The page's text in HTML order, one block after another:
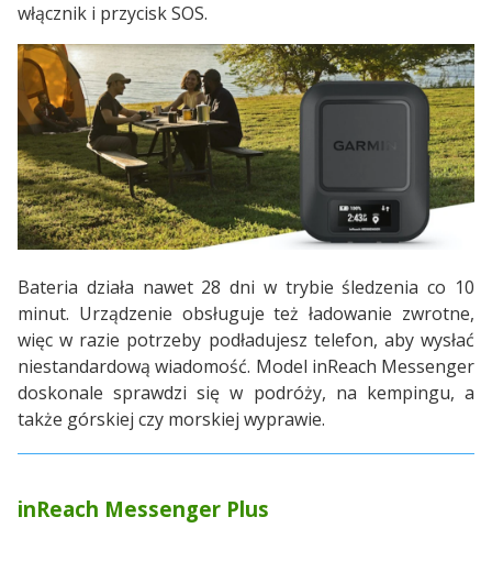
włącznik i przycisk SOS.
Bateria działa nawet 28 dni w trybie śledzenia co 10
minut. Urządzenie obsługuje też ładowanie zwrotne,
więc w razie potrzeby podładujesz telefon, aby wysłać
niestandardową wiadomość. Model inReach Messenger
doskonale sprawdzi się w podróży, na kempingu, a
także górskiej czy morskiej wyprawie.
inReach Messenger Plus